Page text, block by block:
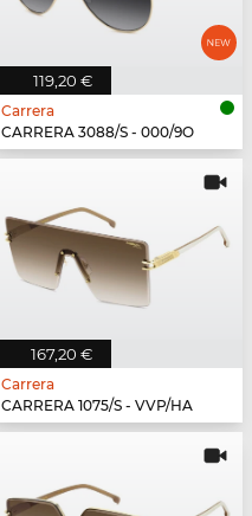
119,20 €
Carrera
CARRERA 3088/S - 000/9O
167,20 €
Carrera
CARRERA 1075/S - VVP/HA